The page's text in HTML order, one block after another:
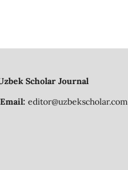
Scholar Journal
editor@uzbekscholar.com